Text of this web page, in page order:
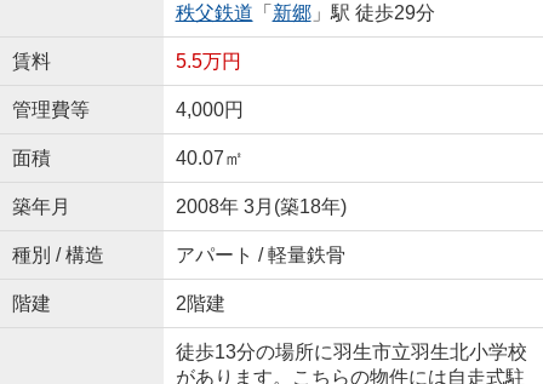
秩父鉄道 「 新郷」駅 徒歩29分
賃料 5.5万円
管理費等 4,000円
面積 40.07㎡
築年月 2008年 3月(築18年)
種別 / 構造 アパート / 軽量鉄骨
階建 2階建
徒歩13分の場所に羽生市立羽生北小学校
があります。こちらの物件には自走式駐